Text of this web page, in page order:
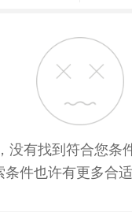
没有找到符合您条
条件也许有更多合